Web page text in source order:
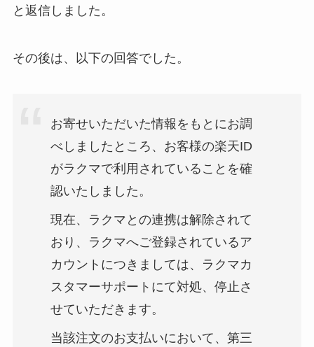
と返信しました。
その後は、以下の回答でした。
お寄せいただいた情報をもとにお調
べしましたところ、お客様の楽天ID
がラクマで利用されていることを確
認いたしました。
現在、ラクマとの連携は解除されて
おり、ラクマへご登録されているア
カウントにつきましては、ラクマカ
スタマーサポートにて対処、停止さ
せていただきます。
当該注文のお支払いにおいて、第三